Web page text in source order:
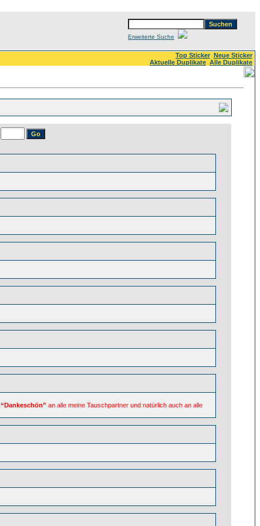
Erweiterte Suche
Top Sticker Neue Sticker
Aktuelle Duplikate Alle Duplikate
“Dankeschön” an alle meine Tauschpartner und natürlich auch an alle